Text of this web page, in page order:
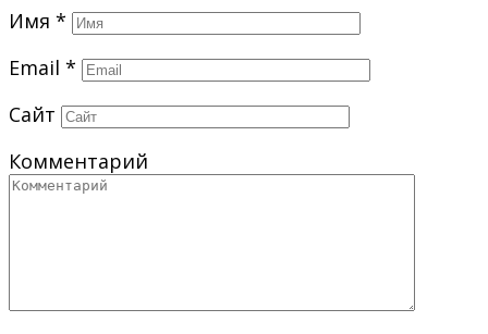
Имя *
Email *
Сайт
Комментарий